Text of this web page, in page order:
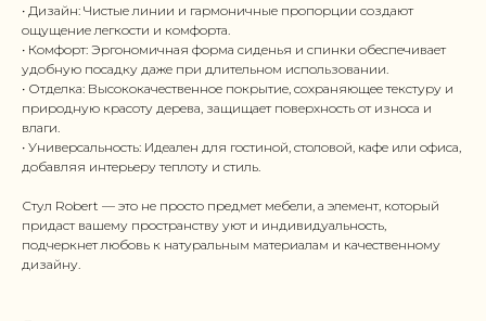
• Дизайн: Чистые линии и гармоничные пропорции создают
ощущение легкости и комфорта.
• Комфорт: Эргономичная форма сиденья и спинки обеспечивает
удобную посадку даже при длительном использовании.
• Отделка: Высококачественное покрытие, сохраняющее текстуру и
природную красоту дерева, защищает поверхность от износа и
влаги.
• Универсальность: Идеален для гостиной, столовой, кафе или офиса,
добавляя интерьеру теплоту и стиль.
Стул Robert — это не просто предмет мебели, а элемент, который
придаст вашему пространству уют и индивидуальность,
подчеркнет любовь к натуральным материалам и качественному
дизайну.